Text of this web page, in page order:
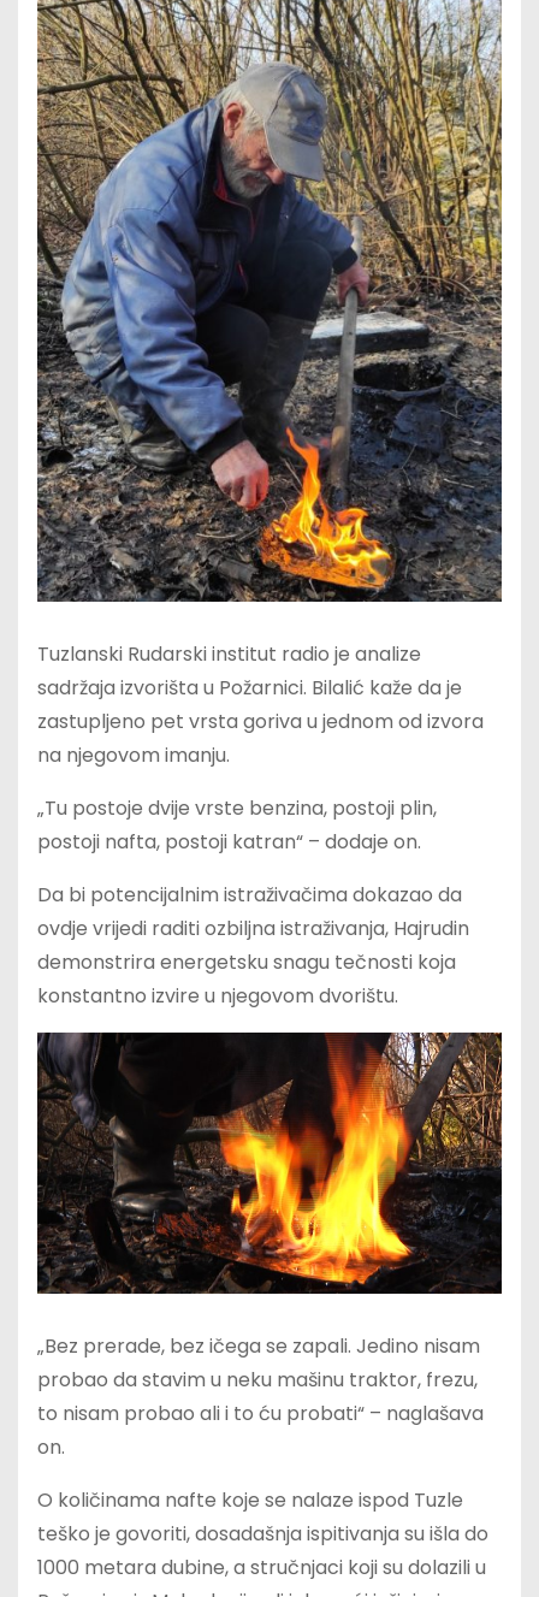
Tuzlanski Rudarski institut radio je analize
sadržaja izvorišta u Požarnici. Bilalić kaže da je
zastupljeno pet vrsta goriva u jednom od izvora
na njegovom imanju.
„Tu postoje dvije vrste benzina, postoji plin,
postoji nafta, postoji katran“ – dodaje on.
Da bi potencijalnim istraživačima dokazao da
ovdje vrijedi raditi ozbiljna istraživanja, Hajrudin
demonstrira energetsku snagu tečnosti koja
konstantno izvire u njegovom dvorištu.
„Bez prerade, bez ičega se zapali. Jedino nisam
probao da stavim u neku mašinu traktor, frezu,
to nisam probao ali i to ću probati“ – naglašava
on.
O količinama nafte koje se nalaze ispod Tuzle
teško je govoriti, dosadašnja ispitivanja su išla do
1000 metara dubine, a stručnjaci koji su dolazili u